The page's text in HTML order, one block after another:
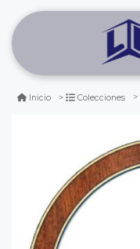
Inicio Colecciones